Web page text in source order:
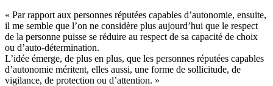
« Par rapport aux personnes réputées capables d’autonomie, ensuite,
il me semble que l’on ne considère plus aujourd’hui que le respect
de la personne puisse se réduire au respect de sa capacité de choix
ou d’auto-détermination.
L’idée émerge, de plus en plus, que les personnes réputées capables
d’autonomie méritent, elles aussi, une forme de sollicitude, de
vigilance, de protection ou d’attention. »